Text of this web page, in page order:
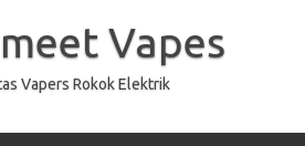
Vapes
Vapers Rokok Elektrik